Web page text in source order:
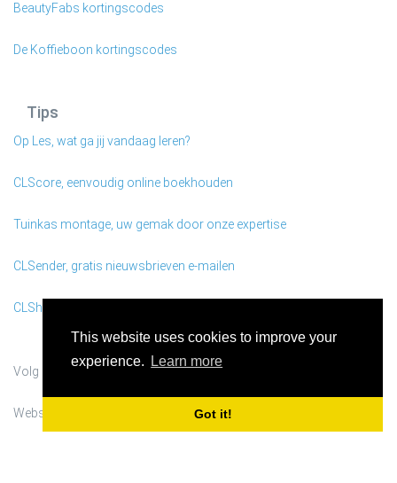
BeautyFabs kortingscodes
De Koffieboon kortingscodes
Tips
Op Les, wat ga jij vandaag leren?
CLScore, eenvoudig online boekhouden
Tuinkas montage, uw gemak door onze expertise
CLSender, gratis nieuwsbrieven e-mailen
CLShort It, makkelijk URL verkorten
Volg ons op Facebook | Volg ons opInstagram
Website by - All rights reserved - © 2010 - 2026
This website uses cookies to improve your
experience.
Learn more
Got it!